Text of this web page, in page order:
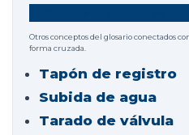
Otros conceptos del glosario conectados
forma cruzada.
Tapón de registro
Subida de agua
Tarado de válvula